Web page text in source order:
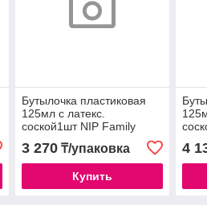
Бутылочка пластиковая
125мл с латекс.
соской1шт NIP Family
3 270₸/упаковка
Купить
4